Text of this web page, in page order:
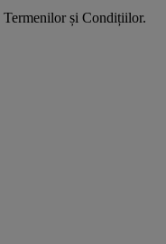
Termenilor și Condițiilor.